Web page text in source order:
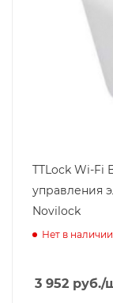
TTLock Wi-Fi
управления
Novilock
Нет в наличии
3 952 руб./